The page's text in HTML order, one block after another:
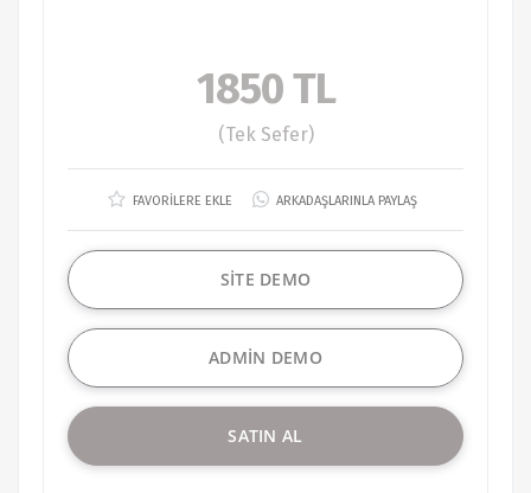
1850 TL
(Tek Sefer)
FAVORİLERE EKLE ARKADAŞLARINLA PAYLAŞ
SİTE DEMO
ADMİN DEMO
SATIN AL